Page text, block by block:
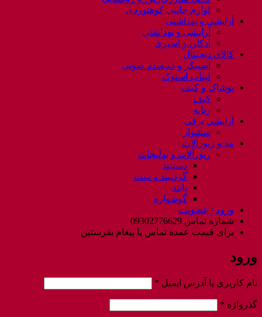
لوازم جانبی کوهنوردی
آرایشی و بهداشتی
آرایشی و بهداشتی
ادکلن و اسپری
کالای دیجیتال
اسپیکر و سیستم صوتی
لپتاب استوک
پوشاک و کیف
کیف
زنانه
آرایشی برقی
سشوار
مد و زیورآلات
زیورآلات و بدلیجات
دستبند
گردنبند و ست
پابند
گوشواره
ورود / عضویت
شماره تماس 09302776629
برای قیمت عمده تماس یا پیغام بفرستین
ورود
نام کاربری یا آدرس ایمیل *
گذرواژه *